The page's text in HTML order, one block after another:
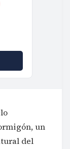
un
del